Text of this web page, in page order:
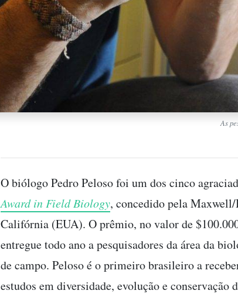
As
O biólogo Pedro Peloso foi um dos cinco
Award in Field Biology, concedido pela
Califórnia (EUA). O prêmio, no valor de
entregue todo ano a pesquisadores da área da
de campo. Peloso é o primeiro brasileiro a
estudos em diversidade, evolução e conservação